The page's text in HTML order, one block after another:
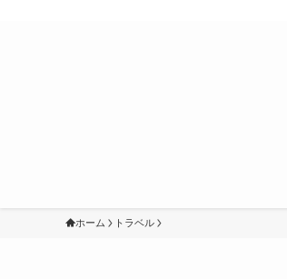
ホーム トラベル